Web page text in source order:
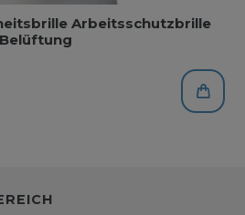
Arbeitsschutzbrille